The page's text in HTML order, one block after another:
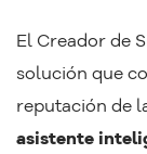
El Creador de
solución que
reputación de
asistente